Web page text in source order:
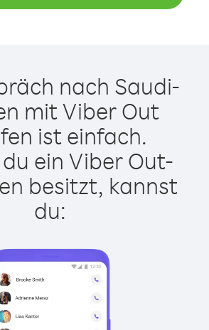
nach Saudi-
mit Viber Out
ist einfach.
ein Viber Out-
besitzt, kannst
du: